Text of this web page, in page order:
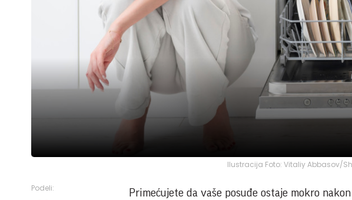
Ilustracija Foto: Vitaliy Abbasov/
Podeli:
Primećujete da vaše posuđe ostaje mokro